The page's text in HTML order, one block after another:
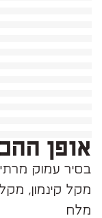
אופן
מקל קינמון,
מלח